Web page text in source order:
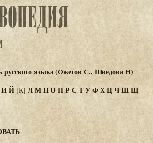
русского языка (Ожегов С., Шведова Н)
ИЙ[К] ЛМНОПРС ТУФХЦЧШЩ